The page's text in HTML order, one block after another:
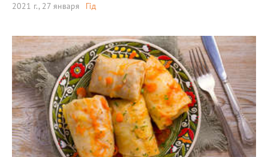
2021 г., 27 января Гід